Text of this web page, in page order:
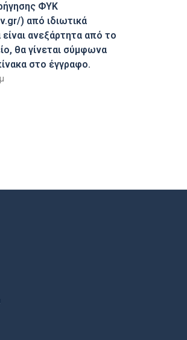
ΦΥΚ
) από ιδιωτικά
ανεξάρτητα από το
θα γίνεται σύμφωνα
στο έγγραφο.